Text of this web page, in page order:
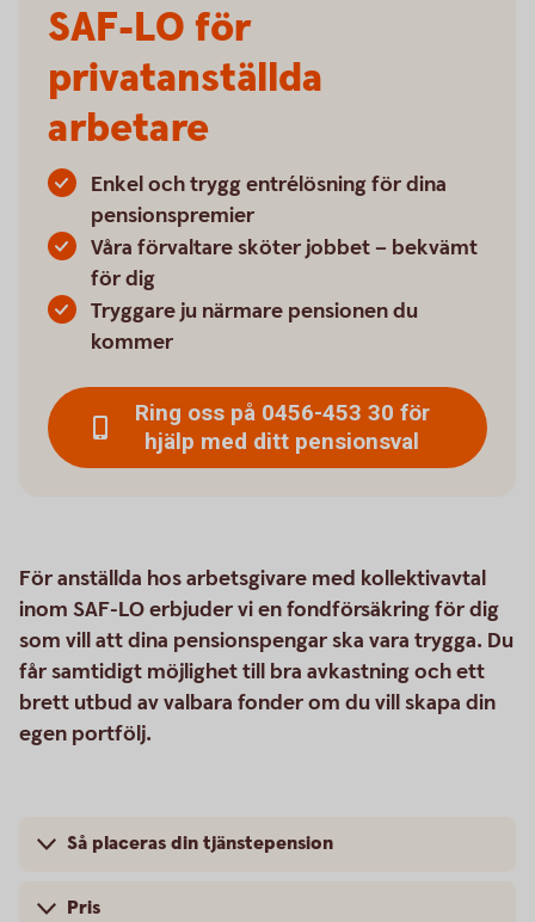
SAF-LO för
privatanställda
arbetare
Enkel och trygg entrélösning för dina
pensionspremier
Våra förvaltare sköter jobbet – bekvämt
för dig
Tryggare ju närmare pensionen du
kommer
Ring oss på 0456-453 30 för
hjälp med ditt pensionsval
För anställda hos arbetsgivare med kollektivavtal
inom SAF-LO erbjuder vi en fondförsäkring för dig
som vill att dina pensionspengar ska vara trygga. Du
får samtidigt möjlighet till bra avkastning och ett
brett utbud av valbara fonder om du vill skapa din
egen portfölj.
Så placeras din tjänstepension
Pris